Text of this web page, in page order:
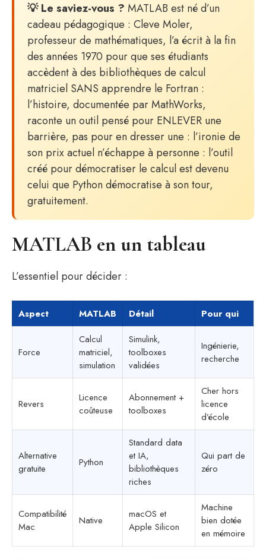
💡 Le saviez-vous ? MATLAB est né d’un
cadeau pédagogique : Cleve Moler,
professeur de mathématiques, l’a écrit à la fin
des années 1970 pour que ses étudiants
accèdent à des bibliothèques de calcul
matriciel SANS apprendre le Fortran :
l’histoire, documentée par MathWorks,
raconte un outil pensé pour ENLEVER une
barrière, pas pour en dresser une : l’ironie de
son prix actuel n’échappe à personne : l’outil
créé pour démocratiser le calcul est devenu
celui que Python démocratise à son tour,
gratuitement.
MATLAB en un tableau
L’essentiel pour décider :
Aspect MATLAB Détail Pour qui
Force
Calcul
matriciel,
simulation
Simulink,
toolboxes
validées
Ingénierie,
recherche
Revers
Licence
coûteuse
Abonnement +
toolboxes
Cher hors
licence
d’école
Alternative
gratuite
Python
Standard data
et IA,
bibliothèques
riches
Qui part de
zéro
Compatibilité
Mac
Native
macOS et
Apple Silicon
Machine
bien dotée
en mémoire